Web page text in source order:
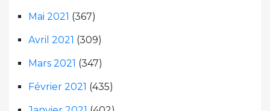
Mai 2021 (367)
Avril 2021 (309)
Mars 2021 (347)
Février 2021 (435)